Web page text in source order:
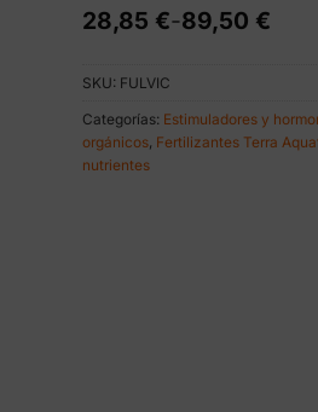
28,85 €-89,50 €
Rango
desde
28,85 €
hasta
89,50 €
SKU: FULVIC
Categorías: Estimuladores y
orgánicos, Fertilizantes Terra
nutrientes